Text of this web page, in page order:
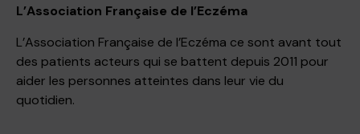
L’Association Française de l’Eczéma
L’Association Française de l’Eczéma ce sont avant tout
des patients acteurs qui se battent depuis 2011 pour
aider les personnes atteintes dans leur vie du
quotidien.